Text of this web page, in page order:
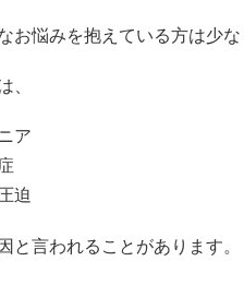
お悩みを抱えている方は少な
、
ア
迫
と言われることがあります。